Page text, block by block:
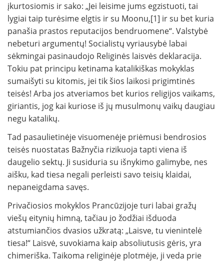
įkurtosiomis ir sako: „Jei leisime jums egzistuoti, tai
lygiai taip turėsime elgtis ir su Moonu,[1] ir su bet kuria
panašia prastos reputacijos bendruomene“. Valstybė
nebeturi argumentų! Socialistų vyriausybė labai
sėkmingai pasinaudojo Religinės laisvės deklaracija.
Tokiu pat principu ketinama katalikiškas mokyklas
sumaišyti su kitomis, jei tik šios laikosi prigimtinės
teisės! Arba jos atveriamos bet kurios religijos vaikams,
giriantis, jog kai kuriose iš jų musulmonų vaikų daugiau
negu katalikų.
Tad pasaulietinėje visuomenėje priėmusi bendrosios
teisės nuostatas Bažnyčia rizikuoja tapti viena iš
daugelio sektų. Ji susiduria su išnykimo galimybe, nes
aišku, kad tiesa negali perleisti savo teisių klaidai,
nepaneigdama savęs.
Privačiosios mokyklos Prancūzijoje turi labai gražų
viešų eitynių himną, tačiau jo žodžiai išduoda
atstumiančios dvasios užkratą: „Laisve, tu vienintelė
tiesa!“ Laisvė, suvokiama kaip absoliutusis gėris, yra
chimeriška. Taikoma religinėje plotmėje, ji veda prie